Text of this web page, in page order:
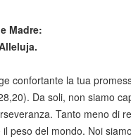
Madre:
confortante la tua
Da soli, non siamo
Tanto meno di
peso del mondo. Noi